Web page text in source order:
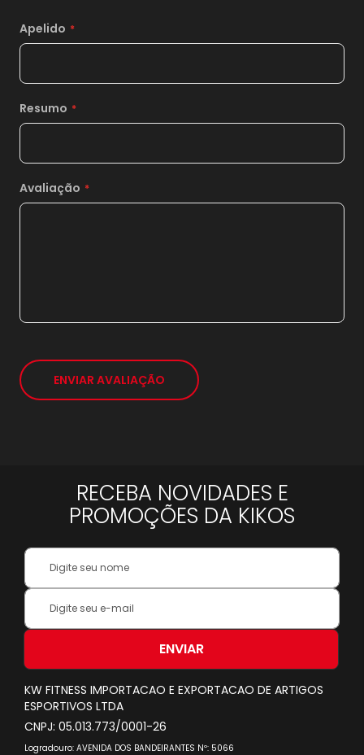
12xsem juros de 1.746,83
1.612,46
14x sem juros de
17xsem juros de 1.233,06
21xsem juros de 998,19
Apelido
Resumo
Avaliação
ENVIAR AVALIAÇÃO
RECEBA NOVIDADES E
PROMOÇÕES DA KIKOS
Your
Name:
Inscreva-
na
Newsletter:
ENVIAR
KW FITNESS IMPORTACAO E EXPORTACAO DE ARTIGOS
ESPORTIVOS LTDA
CNPJ: 05.013.773/0001-26
Logradouro: AVENIDA DOS BANDEIRANTES Nº: 5066